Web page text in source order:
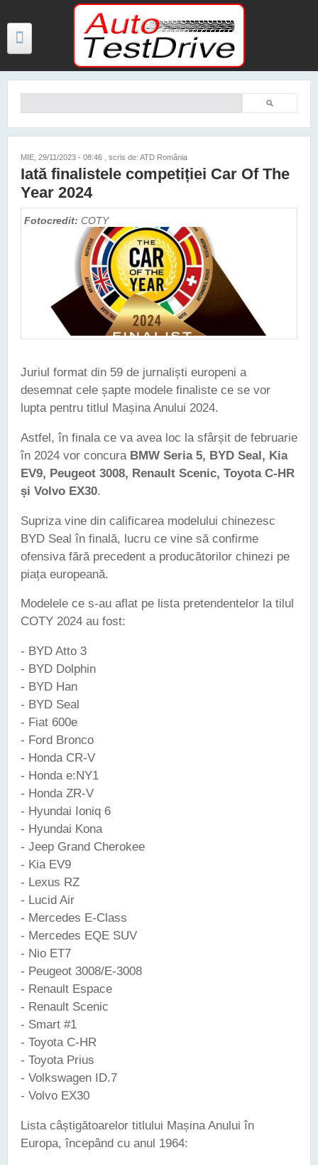
Mergi la conţinutul principal
TESTE
FOTO
PREȚURI MODELE NOI
MAȘINI ELECTRICE ȘI HIBRID
Căutare
MIE, 29/11/2023 - 08:46 , scris de: ATD România
Iată finalistele competiției Car Of The
Year 2024
Fotocredit: COTY
Juriul format din 59 de jurnaliști europeni a
desemnat cele șapte modele finaliste ce se vor
lupta pentru titlul Mașina Anului 2024.
Astfel, în finala ce va avea loc la sfârșit de februarie
în 2024 vor concura BMW Seria 5, BYD Seal, Kia
EV9, Peugeot 3008, Renault Scenic, Toyota C-HR
și Volvo EX30.
Supriza vine din calificarea modelului chinezesc
BYD Seal în finală, lucru ce vine să confirme
ofensiva fără precedent a producătorilor chinezi pe
piața europeană.
Modelele ce s-au aflat pe lista pretendentelor la tilul
COTY 2024 au fost:
- BYD Atto 3
- BYD Dolphin
- BYD Han
- BYD Seal
- Fiat 600e
- Ford Bronco
- Honda CR-V
- Honda e:NY1
- Honda ZR-V
- Hyundai Ioniq 6
- Hyundai Kona
- Jeep Grand Cherokee
- Kia EV9
- Lexus RZ
- Lucid Air
- Mercedes E-Class
- Mercedes EQE SUV
- Nio ET7
- Peugeot 3008/E-3008
- Renault Espace
- Renault Scenic
- Smart #1
- Toyota C-HR
- Toyota Prius
- Volkswagen ID.7
- Volvo EX30
Lista câștigătoarelor titlului Mașina Anului în
Europa, începând cu anul 1964: